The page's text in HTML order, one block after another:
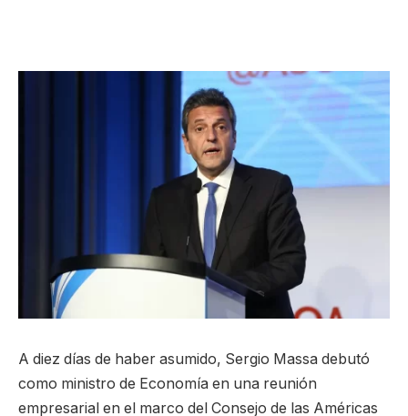
A diez días de haber asumido, Sergio Massa debutó
como ministro de Economía en una reunión
empresarial en el marco del Consejo de las Américas